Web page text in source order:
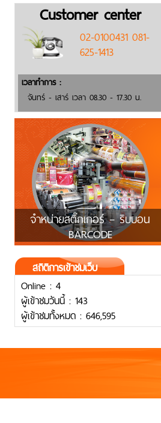
Customer center
02-0100431 081-
625-1413
เวลาทำการ :
จันทร์ - เสาร์ เวลา 08.30 - 17.30 น.
จำหน่ายสติ๊กเกอร์ – ริบบอน
BARCODE
สถิติการเข้าชมเว็บ
Online : 4
ผู้เข้าชมวันนี้ : 143
ผู้เข้าชมทั้งหมด : 646,595